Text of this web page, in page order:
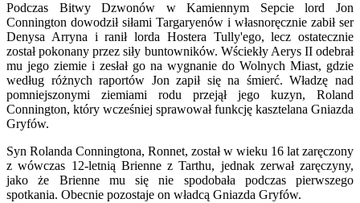
Podczas Bitwy Dzwonów w Kamiennym Sepcie lord Jon
Connington dowodził siłami Targaryenów i własnoręcznie zabił ser
Denysa Arryna i ranił lorda Hostera Tully'ego, lecz ostatecznie
został pokonany przez siły buntowników. Wściekły Aerys II odebrał
mu jego ziemie i zesłał go na wygnanie do Wolnych Miast, gdzie
według różnych raportów Jon zapił się na śmierć. Władzę nad
pomniejszonymi ziemiami rodu przejął jego kuzyn, Roland
Connington, który wcześniej sprawował funkcję kasztelana Gniazda
Gryfów.
Syn Rolanda Conningtona, Ronnet, został w wieku 16 lat zaręczony
z wówczas 12-letnią Brienne z Tarthu, jednak zerwał zaręczyny,
jako że Brienne mu się nie spodobała podczas pierwszego
spotkania. Obecnie pozostaje on władcą Gniazda Gryfów.